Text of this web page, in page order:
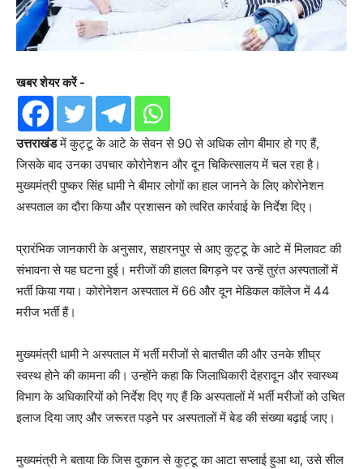
खबर शेयर करें -
उत्तराखंडमें कुट्टू के आटे के सेवन से 90 से अधिक लोग बीमार हो गए हैं,
जिसके बाद उनका उपचार कोरोनेशन और दून चिकित्सालय में चल रहा है।
मुख्यमंत्री पुष्कर सिंह धामी ने बीमार लोगों का हाल जानने के लिए कोरोनेशन
अस्पताल का दौरा किया और प्रशासन को त्वरित कार्रवाई के निर्देश दिए।
प्रारंभिक जानकारी के अनुसार, सहारनपुर से आए कुट्टू के आटे में मिलावट की
संभावना से यह घटना हुई। मरीजों की हालत बिगड़ने पर उन्हें तुरंत अस्पतालों में
भर्ती किया गया। कोरोनेशन अस्पताल में 66 और दून मेडिकल कॉलेज में 44
मरीज भर्ती हैं।
मुख्यमंत्री धामी ने अस्पताल में भर्ती मरीजों से बातचीत की और उनके शीघ्र
स्वस्थ होने की कामना की। उन्होंने कहा कि जिलाधिकारी देहरादून और स्वास्थ्य
विभाग के अधिकारियों को निर्देश दिए गए हैं कि अस्पतालों में भर्ती मरीजों को उचित
इलाज दिया जाए और जरूरत पड़ने पर अस्पतालों में बेड की संख्या बढ़ाई जाए।
मुख्यमंत्री ने बताया कि जिस दुकान से कुट्टू का आटा सप्लाई हुआ था, उसे सील